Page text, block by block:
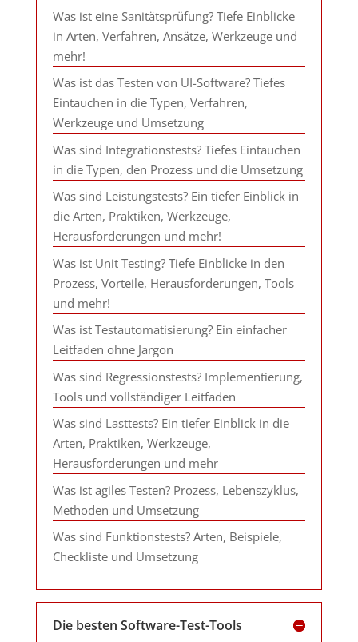
Was ist eine Sanitätsprüfung? Tiefe Einblicke
in Arten, Verfahren, Ansätze, Werkzeuge und
mehr!
Was ist das Testen von UI-Software? Tiefes
Eintauchen in die Typen, Verfahren,
Werkzeuge und Umsetzung
Was sind Integrationstests? Tiefes Eintauchen
in die Typen, den Prozess und die Umsetzung
Was sind Leistungstests? Ein tiefer Einblick in
die Arten, Praktiken, Werkzeuge,
Herausforderungen und mehr!
Was ist Unit Testing? Tiefe Einblicke in den
Prozess, Vorteile, Herausforderungen, Tools
und mehr!
Was ist Testautomatisierung? Ein einfacher
Leitfaden ohne Jargon
Was sind Regressionstests? Implementierung,
Tools und vollständiger Leitfaden
Was sind Lasttests? Ein tiefer Einblick in die
Arten, Praktiken, Werkzeuge,
Herausforderungen und mehr
Was ist agiles Testen? Prozess, Lebenszyklus,
Methoden und Umsetzung
Was sind Funktionstests? Arten, Beispiele,
Checkliste und Umsetzung
Die besten Software-Test-Tools